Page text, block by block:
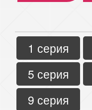
1 серия
5 серия
9 серия